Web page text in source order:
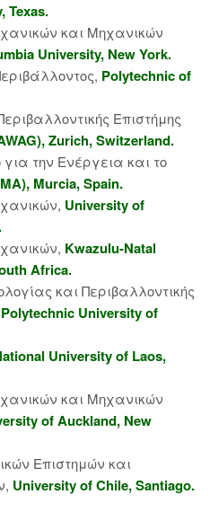
Texas.
και Μηχανικών
University, New York.
Polytechnic of
Επιστήμης
Zurich, Switzerland.
την Ενέργεια και το
Murcia, Spain.
University of
Kwazulu-Natal
Africa.
και Περιβαλλοντικής
University of
University of Laos,
και Μηχανικών
of Auckland, New
Επιστημών και
University of Chile, Santiago.